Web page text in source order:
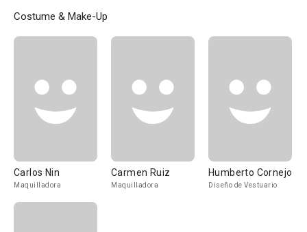
Costume & Make-Up
Carlos Nin
Maquilladora
Carmen Ruiz
Maquilladora
Humberto Cornejo
Diseño de Vestuario